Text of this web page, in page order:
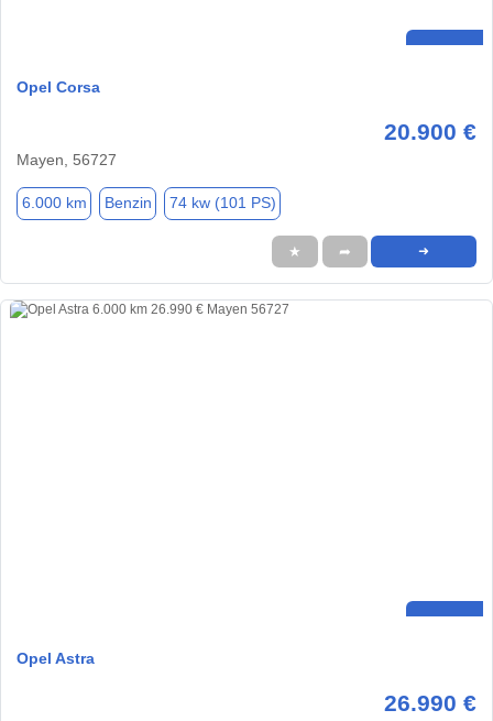
Opel Corsa
20.900 €
Mayen, 56727
6.000 km Benzin 74 kw (101 PS)
★ ➦ ➜
Opel Astra
26.990 €